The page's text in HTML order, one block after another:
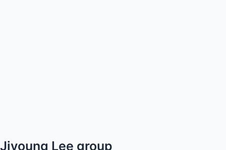
Jiyoung Lee group